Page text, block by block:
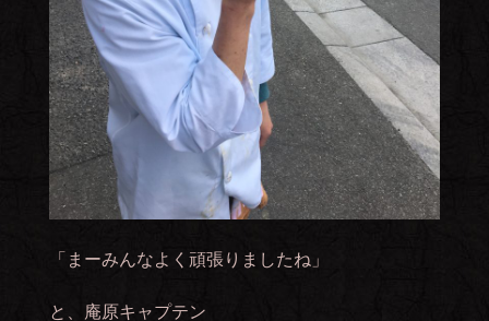
「まーみんなよく頑張りましたね」
と、庵原キャプテン